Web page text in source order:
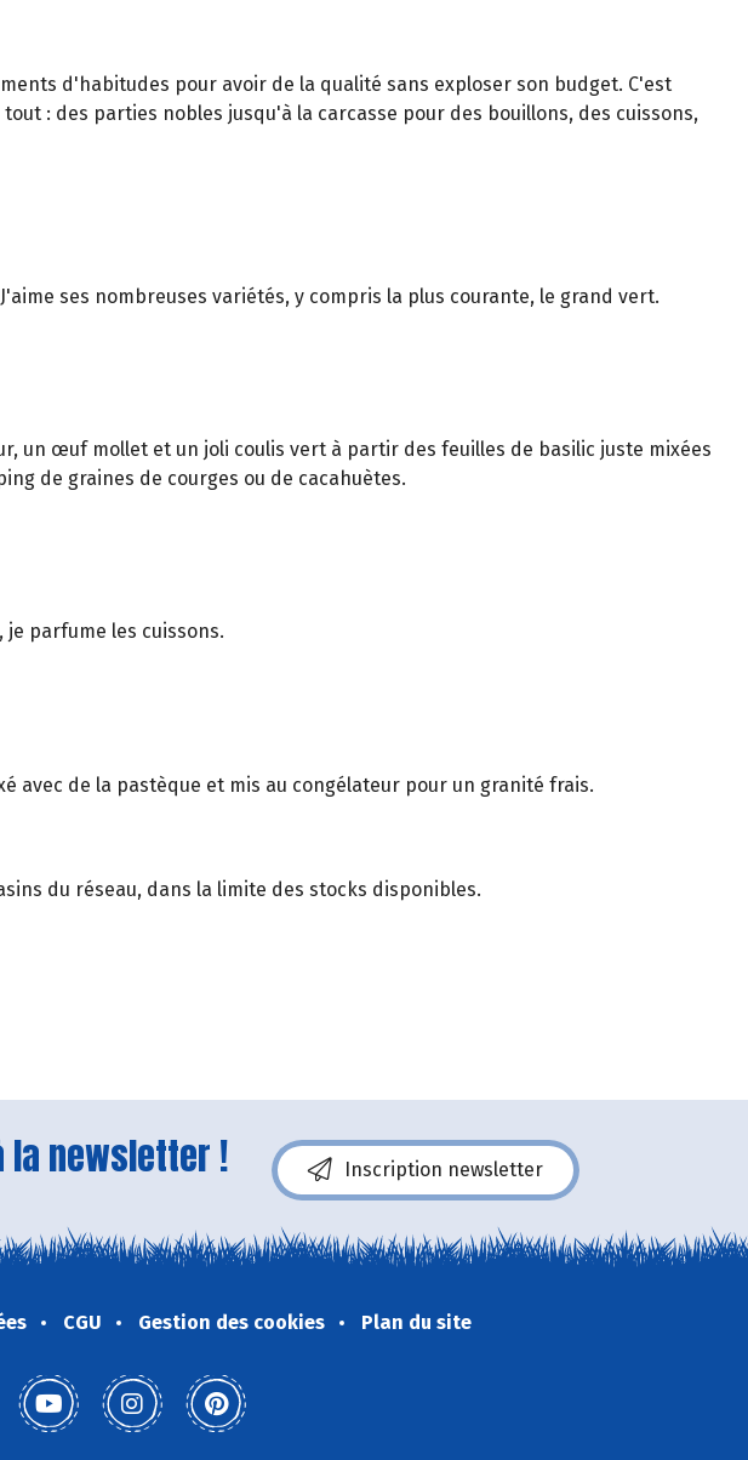
d'habitudes pour avoir de la qualité sans exploser son budget. C'est
: des parties nobles jusqu'à la carcasse pour des bouillons, des cuissons,
ses nombreuses variétés, y compris la plus courante, le grand vert.
un œuf mollet et un joli coulis vert à partir des feuilles de basilic juste mixées
de graines de courges ou de cacahuètes.
je parfume les cuissons.
avec de la pastèque et mis au congélateur pour un granité frais.
du réseau, dans la limite des stocks disponibles.
la newsletter ! Inscription newsletter
CGU Gestion des cookies Plan du site